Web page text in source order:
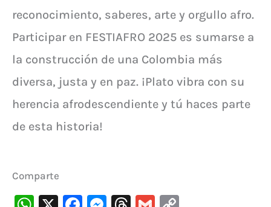
reconocimiento, saberes, arte y orgullo afro.
Participar en FESTIAFRO 2025 es sumarse a
la construcción de una Colombia más
diversa, justa y en paz. ¡Plato vibra con su
herencia afrodescendiente y tú haces parte
de esta historia!
Comparte